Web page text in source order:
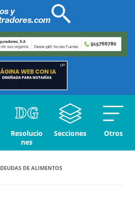
Resolucio
nes
Secciones Otros
DEUDAS DE ALIMENTOS